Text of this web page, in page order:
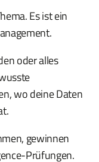
Es ist ein
oder alles
wo deine Daten
gewinnen
Prüfungen.